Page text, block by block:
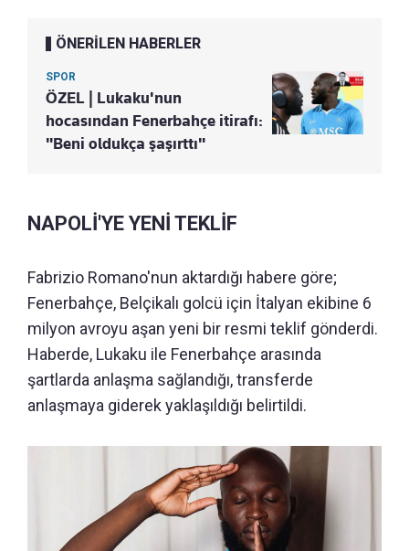
ÖNERİLEN HABERLER
SPOR
ÖZEL | Lukaku'nun
hocasından Fenerbahçe itirafı:
"Beni oldukça şaşırttı"
NAPOLİ'YE YENİ TEKLİF
Fabrizio Romano'nun aktardığı habere göre;
Fenerbahçe, Belçikalı golcü için İtalyan ekibine 6
milyon avroyu aşan yeni bir resmi teklif gönderdi.
Haberde, Lukaku ile Fenerbahçe arasında
şartlarda anlaşma sağlandığı, transferde
anlaşmaya giderek yaklaşıldığı belirtildi.